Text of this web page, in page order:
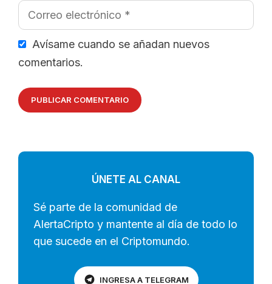
Correo
electrónico
Avísame cuando se añadan nuevos
comentarios.
ÚNETE AL CANAL
Sé parte de la comunidad de
AlertaCripto y mantente al día de todo lo
que sucede en el Criptomundo.
INGRESA A TELEGRAM